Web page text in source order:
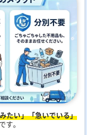
たい」「急いでいる」
す。